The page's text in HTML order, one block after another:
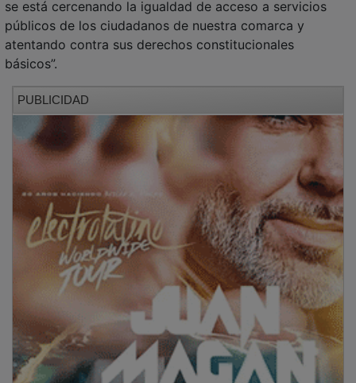
públicos de los ciudadanos de nuestra comarca y
atentando contra sus derechos constitucionales
básicos”.